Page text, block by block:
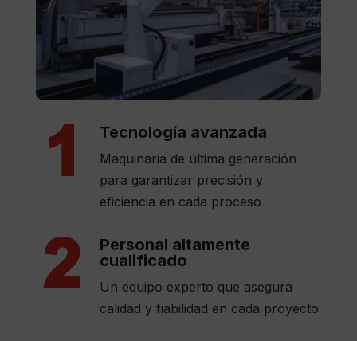
Tecnología avanzada
Maquinaria de última generación
para garantizar precisión y
eficiencia en cada proceso
Personal altamente
cualificado
Un equipo experto que asegura
calidad y fiabilidad en cada proyecto